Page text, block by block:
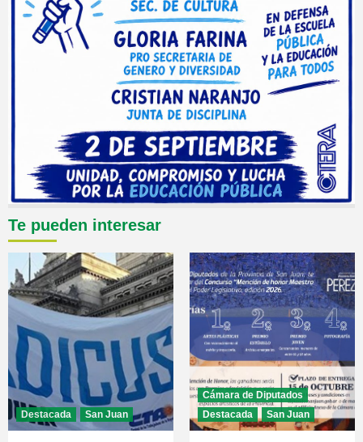
Te pueden interesar
Destacada San Juan
Cámara de Diputados
Destacada
San Juan